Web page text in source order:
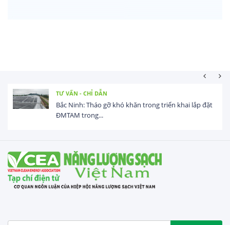
TƯ VẤN - CHỈ DẪN
Bắc Ninh: Tháo gỡ khó khăn trong triển khai lắp đặt
ĐMTAM trong...